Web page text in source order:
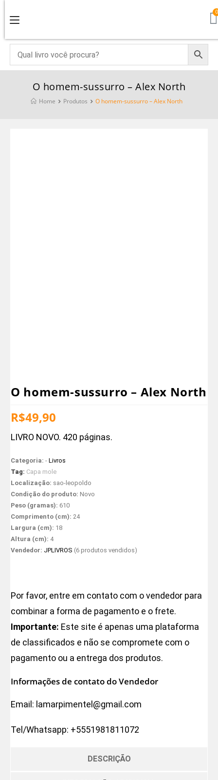
O homem-sussurro – Alex North
Home Produtos O homem-sussurro – Alex North
O homem-sussurro – Alex North
R$49,90
LIVRO NOVO. 420 páginas.
Categoria:-Livros
Tag: Capa mole
Localização: sao-leopoldo
Condição do produto: Novo
Peso (gramas): 610
Comprimento (cm): 24
Largura (cm): 18
Altura (cm): 4
Vendedor: JPLIVROS (6 produtos vendidos)
Por favor, entre em contato com o vendedor para
combinar a forma de pagamento e o frete.
Importante: Este site é apenas uma plataforma
de classificados e não se compromete com o
pagamento ou a entrega dos produtos.
Informações de contato do Vendedor
Email: lamarpimentel@gmail.com
Tel/Whatsapp: +5551981811072
DESCRIÇÃO